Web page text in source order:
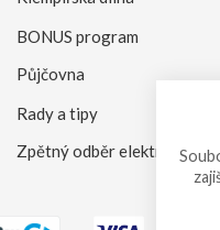
BONUS program
Půjčovna
Rady a tipy
Zpětný odběr